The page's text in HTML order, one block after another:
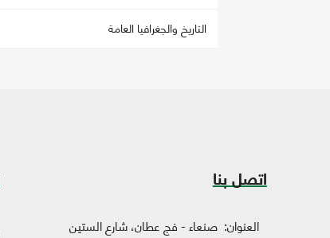
التاريخ والجغرافيا العامة
اتصل بنا
العنوان: صنعاء - فج عطان، شارع الستين